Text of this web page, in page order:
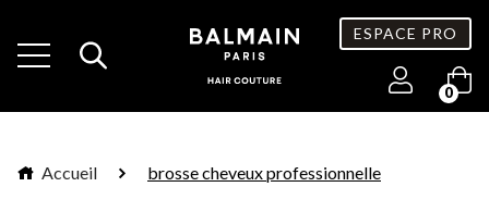
ESPACE PRO
0
Accueil brosse cheveux professionnelle